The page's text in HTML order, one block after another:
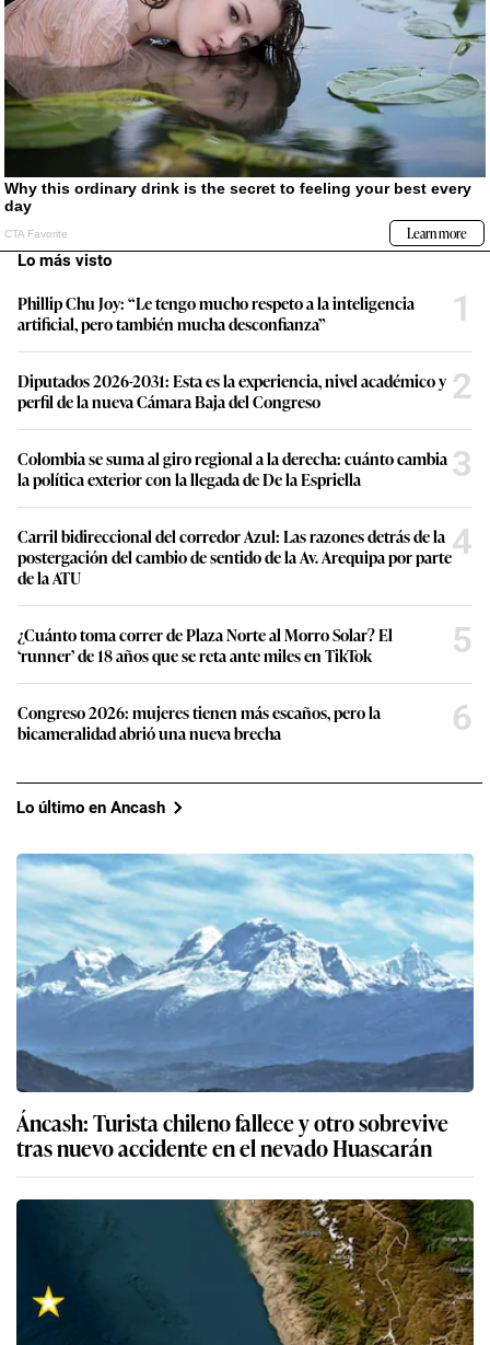
Lo más visto
Phillip Chu Joy: “Le tengo mucho respeto a la inteligencia
artificial, pero también mucha desconfianza”
1
Diputados 2026-2031: Esta es la experiencia, nivel académico y
perfil de la nueva Cámara Baja del Congreso
2
Colombia se suma al giro regional a la derecha: cuánto cambia
la política exterior con la llegada de De la Espriella
3
Carril bidireccional del corredor Azul: Las razones detrás de la
postergación del cambio de sentido de la Av. Arequipa por parte
de la ATU
4
¿Cuánto toma correr de Plaza Norte al Morro Solar? El
‘runner’ de 18 años que se reta ante miles en TikTok
5
Congreso 2026: mujeres tienen más escaños, pero la
bicameralidad abrió una nueva brecha
6
Lo último en Ancash
Áncash: Turista chileno fallece y otro sobrevive
tras nuevo accidente en el nevado Huascarán